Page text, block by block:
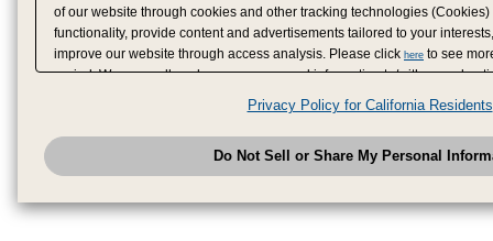
of our website through cookies and other tracking technologies
functionality, provide content and advertisements tailored to your
improve our website through access analysis. Please click here to see
period. We may sell or share your personal information to/with our
have provided to them or that they have collected from your use of their
analyze and optimize advertisements delivered to you by businesses
have the right to opt out of sale or share of your personal information by
to exercise your right. If we have detected an opt-out
honored.Change your sell or share preference
Privacy Policy for California Residents
Do Not Sell or Share My Personal